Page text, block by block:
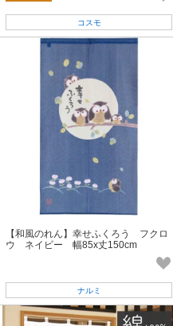
コスモ
【和風のれん】幸せふくろう フクロ
ウ ネイビー 幅85x丈150cm
ナルミ